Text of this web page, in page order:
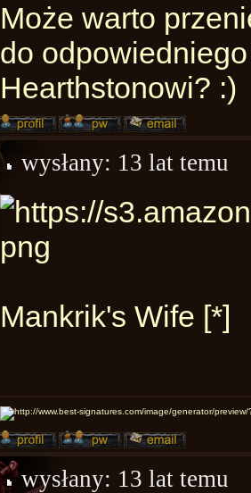
Może warto
do
Hearthstonowi? :)
wysłany: 13 lat temu
Mankrik's Wife [*]
wysłany: 13 lat temu